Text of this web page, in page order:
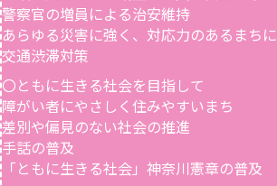
警察官の増員による治安維持
あらゆる災害に強く、対応力のあるまちに
交通渋滞対策
〇ともに生きる社会を目指して
障がい者にやさしく住みやすいまち
差別や偏見のない社会の推進
手話の普及
「ともに生きる社会」神奈川憲章の普及